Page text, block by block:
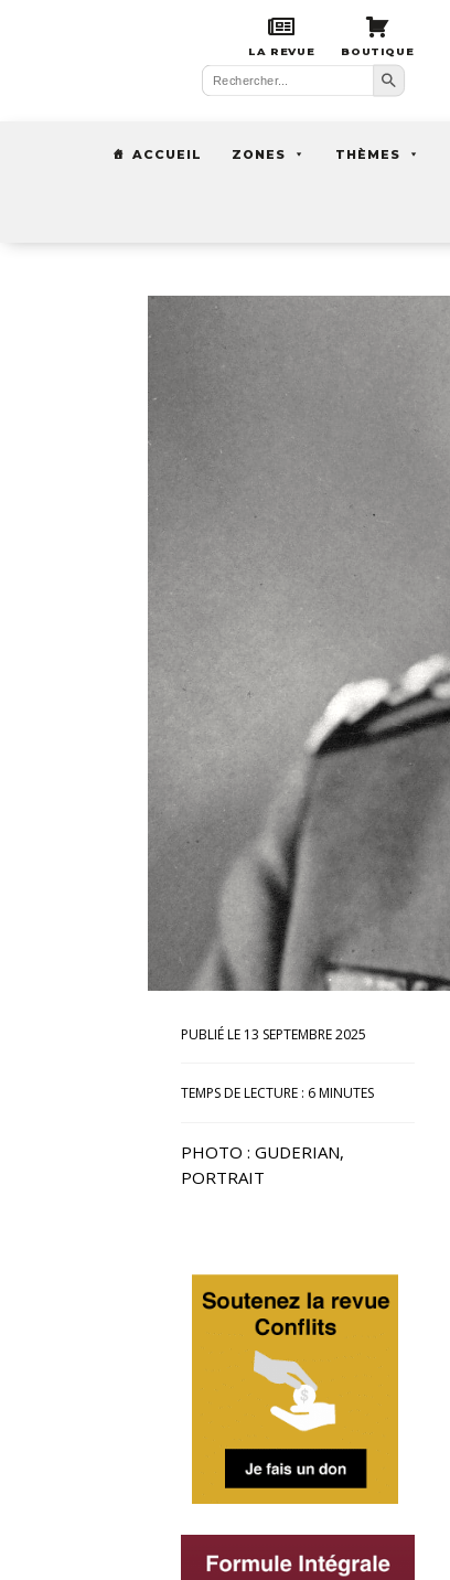
LA REVUE BOUTIQUE
Search
for:
Search Button
ACCUEIL ZONES THÈMES
13 SEPTEMBRE 2025
TEMPS DE LECTURE : 6 MINUTES
PHOTO : GUDERIAN,
PORTRAIT